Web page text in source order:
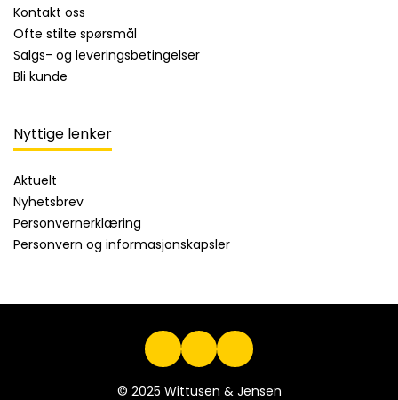
Kontakt oss
Ofte stilte spørsmål
Salgs- og leveringsbetingelser
Bli kunde
Nyttige lenker
Aktuelt
Nyhetsbrev
Personvernerklæring
Personvern og informasjonskapsler
© 2025 Wittusen & Jensen